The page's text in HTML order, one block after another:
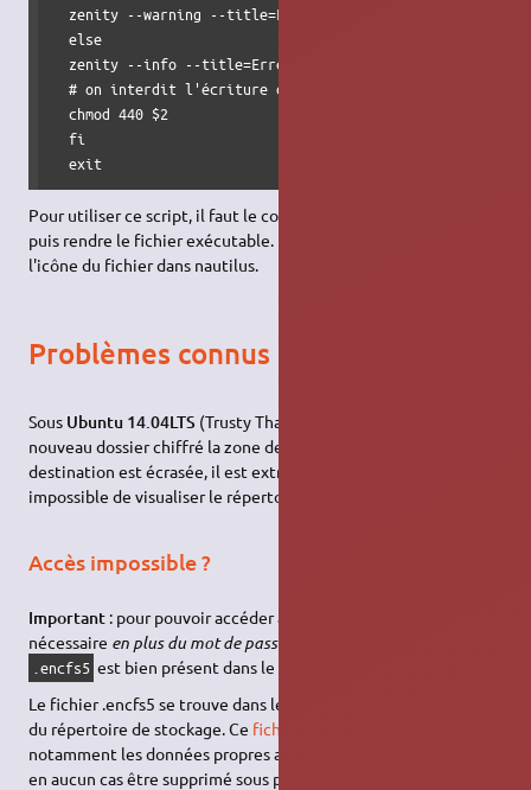
zenity --warning --title=Fermeture --text "votre
  else
zenity --info --title=Erreur --text "mot de passe
# on interdit l'écriture dans le dossier déchiffré.
  chmod 440 $2
  fi
  exit
Pour utiliser ce script, il faut le copier dans un fichier texte,
puis rendre le fichier exécutable. Ensuite, il suffit de cliquer sur
l'icône du fichier dans nautilus.
Problèmes connus
Sous Ubuntu 14.04LTS (Trusty Thar) lors de la création d'un
nouveau dossier chiffré la zone de sélection du répertoire de
destination est écrasée, il est extrêmement difficile voire
impossible de visualiser le répertoire sélectionné.
Accès impossible ?
Important : pour pouvoir accéder aux données en clair, il est
nécessaire en plus du mot de passe
.encfs5 est bien présent dans le répertoire de l'utilisateur.
Le fichier .encfs5 se trouve dans le répertoire chiffré à la racine
du répertoire de stockage. Ce fichier caché
notamment les données propres au chiffrement. Il ne doit donc
en aucun cas être supprimé sous peine de perte de vos